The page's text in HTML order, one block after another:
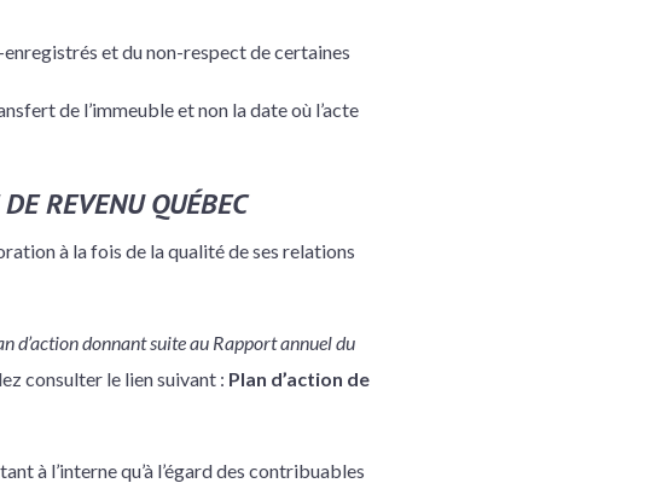
et du non-respect de certaines
de l’immeuble et non la date où l’acte
REVENU QUÉBEC
à la fois de la qualité de ses relations
d’action donnant suite au Rapport annuel du
consulter le lien suivant : Plan d’action de
à l’interne qu’à l’égard des contribuables